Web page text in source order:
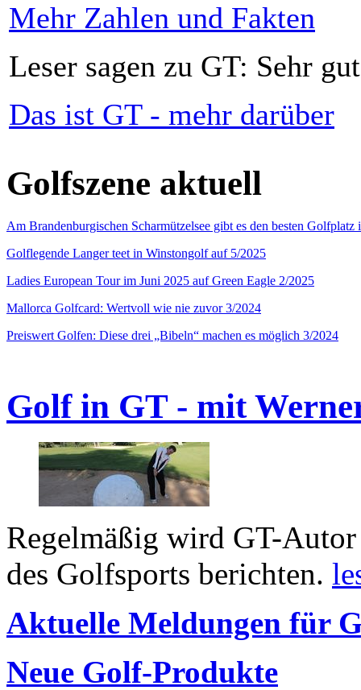
Mehr Zahlen und Fakten
Leser sagen zu GT: Sehr
Das ist GT - mehr darüber
Golfszene aktuell
Am Brandenburgischen Scharmützelsee gibt es den besten
Golflegende Langer teet in Winstongolf auf 5/2025
Ladies European Tour im Juni 2025 auf Green Eagle 2/2025
Mallorca Golfcard: Wertvoll wie nie zuvor 3/2024
Preiswert Golfen: Diese drei „Bibeln“ machen es möglich 3/2024
Golf in GT - mit
Regelmäßig wird GT-
des Golfsports berichten.
Aktuelle Meldungen für
Neue Golf-Produkte